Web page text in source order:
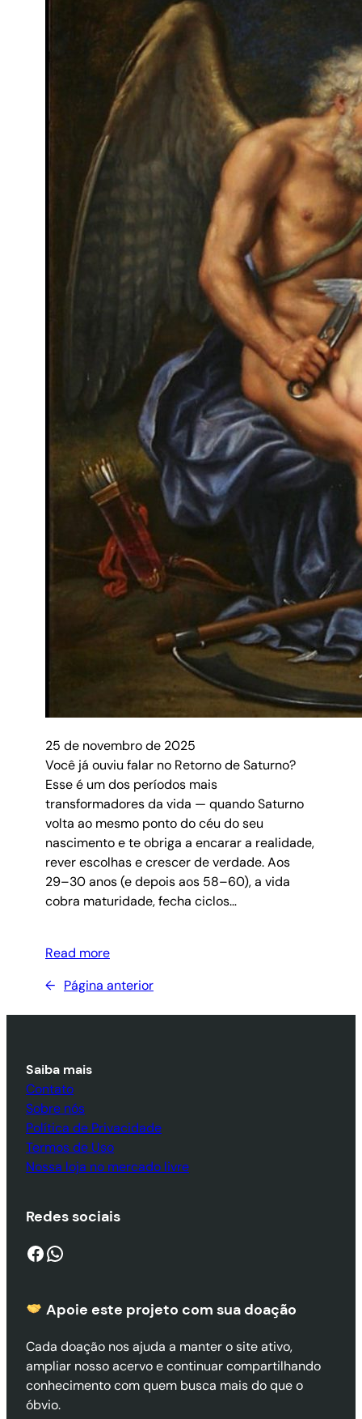
25 de novembro de 2025
Você já ouviu falar no Retorno de Saturno?
Esse é um dos períodos mais
transformadores da vida — quando Saturno
volta ao mesmo ponto do céu do seu
nascimento e te obriga a encarar a realidade,
rever escolhas e crescer de verdade. Aos
29–30 anos (e depois aos 58–60), a vida
cobra maturidade, fecha ciclos…
Read more
← Página anterior
Saiba mais
Contato
Sobre nós
Política de Privacidade
Termos de Uso
Nossa loja no mercado livre
Redes sociais
Facebook WhatsApp
Apoie este projeto com sua doação
Cada doação nos ajuda a manter o site ativo,
ampliar nosso acervo e continuar compartilhando
conhecimento com quem busca mais do que o
óbvio.